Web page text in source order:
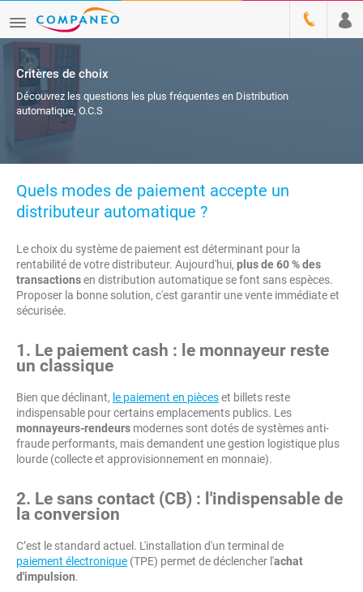
Critères de choix
Découvrez les questions les plus fréquentes en Distribution
automatique, O.C.S
Quels modes de paiement accepte un
distributeur automatique ?
Le choix du système de paiement est déterminant pour la
rentabilité de votre distributeur. Aujourd'hui, plus de 60 % des
transactionsen distribution automatique se font sans espèces.
Proposer la bonne solution, c'est garantir une vente immédiate et
sécurisée.
1. Le paiement cash : le monnayeur reste
un classique
Bien que déclinant, le paiement en pièceset billets reste
indispensable pour certains emplacements publics. Les
monnayeurs-rendeurs modernes sont dotés de systèmes anti-
fraude performants, mais demandent une gestion logistique plus
lourde (collecte et approvisionnement en monnaie).
2. Le sans contact (CB) : l'indispensable de
la conversion
C’est le standard actuel. L'installation d'un terminal de
paiement électronique (TPE) permet de déclencher l'achat
d'impulsion.